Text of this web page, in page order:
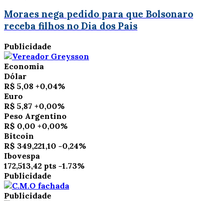
Moraes nega pedido para que Bolsonaro
receba filhos no Dia dos Pais
Publicidade
Economia
Dólar
R$ 5,08 +0,04%
Euro
R$ 5,87 +0,00%
Peso Argentino
R$ 0,00 +0,00%
Bitcoin
R$ 349,221,10 -0,24%
Ibovespa
172,513,42 pts -1.73%
Publicidade
Publicidade